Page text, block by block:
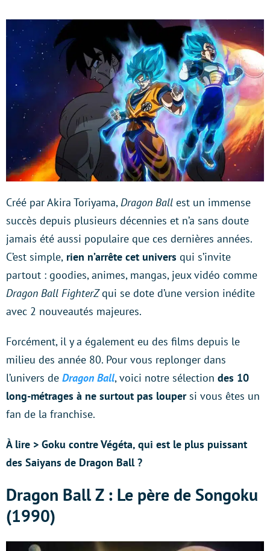
Créé par Akira Toriyama, Dragon Ball est un immense
succès depuis plusieurs décennies et n’a sans doute
jamais été aussi populaire que ces dernières années.
C’est simple, rien n’arrête cet univers qui s’invite
partout : goodies, animes, mangas, jeux vidéo comme
Dragon Ball FighterZqui se dote d’une version inédite
avec 2 nouveautés majeures.
Forcément, il y a également eu des films depuis le
milieu des année 80. Pour vous replonger dans
l’univers de Dragon Ball, voici notre sélection des 10
long-métrages à ne surtout pas loupersi vous êtes un
fan de la franchise.
À lire > Goku contre Végéta, qui est le plus puissant
des Saiyans de Dragon Ball ?
Dragon Ball Z : Le père de Songoku
(1990)